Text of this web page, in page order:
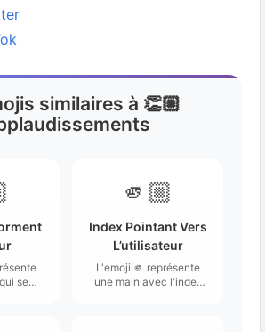
similaires à 👏🏼
se
🫵🏼
Index Pointant Vers
L’utilisateur
L'emoji 🫵 représente
une main avec l'index